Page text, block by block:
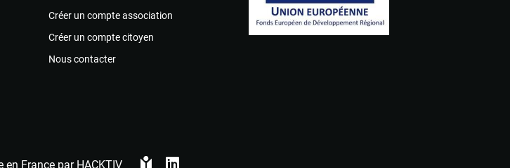
Créer un compte association
Créer un compte citoyen
Nous contacter
en France par HACKTIV